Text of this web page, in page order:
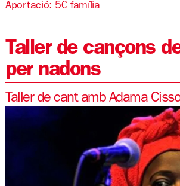
Aportació: 5€ família
Taller de cançons
per nadons
Taller de cant amb Adama